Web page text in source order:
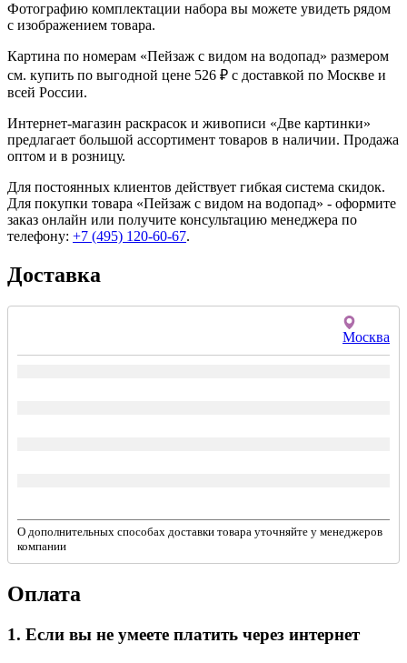
Фотографию комплектации набора вы можете увидеть рядом
с изображением товара.
Картина по номерам «Пейзаж с видом на водопад» размером
см. купить по выгодной цене 526 ₽ с доставкой по Москве и
всей России.
Интернет-магазин раскрасок и живописи «Две картинки»
предлагает большой ассортимент товаров в наличии. Продажа
оптом и в розницу.
Для постоянных клиентов действует гибкая система скидок.
Для покупки товара «Пейзаж с видом на водопад» - оформите
заказ онлайн или получите консультацию менеджера по
телефону: +7 (495) 120-60-67.
Доставка
Москва
О дополнительных способах доставки товара уточняйте у менеджеров
компании
Оплата
1. Если вы не умеете платить через интернет